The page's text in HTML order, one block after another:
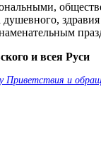
и всея Руси
Приветствия и